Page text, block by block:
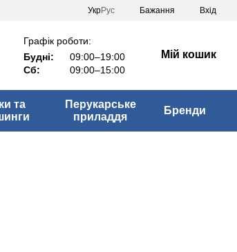
УкрРус Бажання Вхід
Графік роботи:
Будні:
09:00–19:00
Сб:
09:00–15:00
Мій кошик
та
Перукарське
приладдя
Бренди